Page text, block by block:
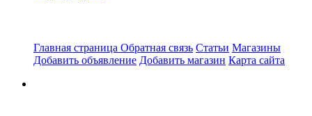
Главная страница Обратная связь Статьи Магазины
Добавить объявление Добавить магазин Карта сайта